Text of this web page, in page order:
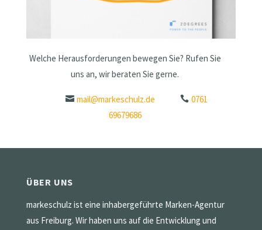
Welche Herausforderungen bewegen Sie? Rufen Sie
uns an, wir beraten Sie gerne.
mail@markeschulz.de
0761
69679686
ÜBER UNS
markeschulz ist eine inhabergeführte Marken-Agentur
aus Freiburg. Wir haben uns auf die Entwicklung und